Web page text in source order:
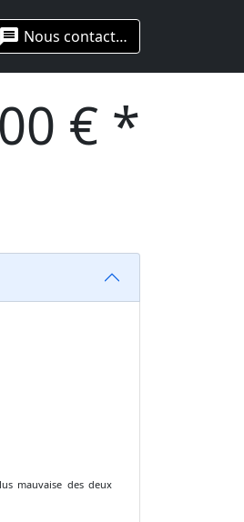
message Nous contacter
€ *
mauvaise des deux